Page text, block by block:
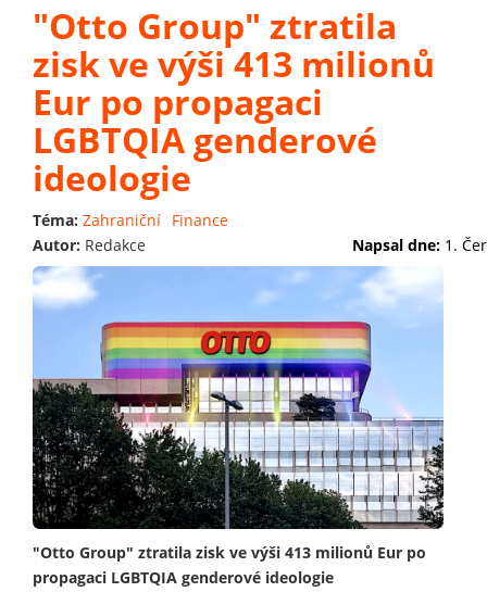
"Otto Group" ztratila
zisk ve výši 413 milionů
Eur po propagaci
LGBTQIA genderové
ideologie
Téma: Zahraniční Finance
Autor: Redakce Napsal dne: 1.
"Otto Group" ztratila zisk ve výši 413 milionů Eur po
propagaci LGBTQIA genderové ideologie